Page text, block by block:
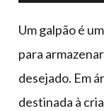
calçados,
epi's
multiúso
Um galpão é
para
desejado. Em
destinada à